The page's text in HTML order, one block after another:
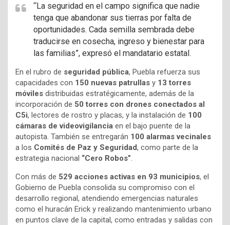
“La seguridad en el campo significa que nadie
tenga que abandonar sus tierras por falta de
oportunidades. Cada semilla sembrada debe
traducirse en cosecha, ingreso y bienestar para
las familias”, expresó el mandatario estatal.
En el rubro de seguridad pública, Puebla refuerza sus
capacidades con 150 nuevas patrullas y 13 torres
móviles distribuidas estratégicamente, además de la
incorporación de 50 torres con drones conectados al
C5i, lectores de rostro y placas, y la instalación de 100
cámaras de videovigilancia en el bajo puente de la
autopista. También se entregarán 100 alarmas vecinales
a los Comités de Paz y Seguridad, como parte de la
estrategia nacional “Cero Robos”.
Con más de 529 acciones activas en 93 municipios, el
Gobierno de Puebla consolida su compromiso con el
desarrollo regional, atendiendo emergencias naturales
como el huracán Erick y realizando mantenimiento urbano
en puntos clave de la capital, como entradas y salidas con